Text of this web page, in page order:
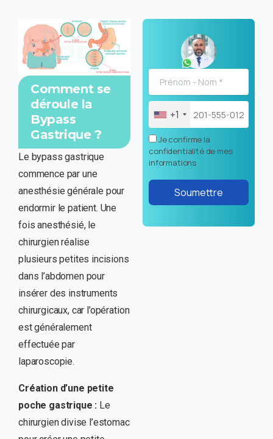
Comment se
déroule la
Bypass
Gastrique ?
Le bypass gastrique
commence par une
anesthésie générale pour
endormir le patient. Une
fois anesthésié, le
chirurgien réalise
plusieurs petites incisions
dans l’abdomen pour
insérer des instruments
chirurgicaux, car l’opération
est généralement
effectuée par
laparoscopie.
Création d’une petite
poche gastrique : Le
chirurgien divise l’estomac
+1
Je confirme la
confidentialité de mes
informations